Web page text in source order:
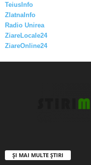
TeiusInfo
ZlatnaInfo
Radio Unirea
ZiareLocale24
ZiareOnline24
ȘI MAI MULTE ȘTIRI